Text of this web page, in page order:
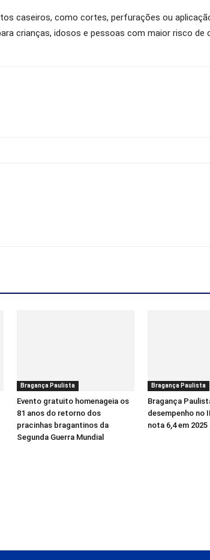
caseiros, como cortes, perfurações ou
crianças, idosos e pessoas com maior risco de
Bragança Paulista
Evento gratuito homenageia os
81 anos do retorno dos
pracinhas bragantinos da
Segunda Guerra Mundial
Bragança Paulista
Bragança
desempenho no
nota 6,4 em 2025